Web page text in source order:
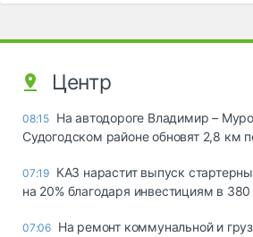
Центр
08:15 На автодороге Владимир –
Судогодском районе обновят 2,8 км
07:19 КАЗ нарастит выпуск
на 20% благодаря инвестициям в
07:06 На ремонт коммунальной и